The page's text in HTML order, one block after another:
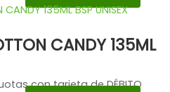
CANDY 135ML
con tarjeta de DÉBITO